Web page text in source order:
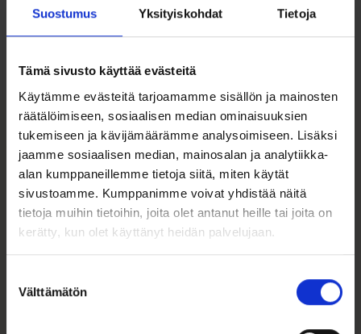
Suostumus Yksityiskohdat Tietoja
Tämä sivusto käyttää evästeitä
Käytämme evästeitä tarjoamamme sisällön ja mainosten
räätälöimiseen, sosiaalisen median ominaisuuksien
tukemiseen ja kävijämäärämme analysoimiseen. Lisäksi
jaamme sosiaalisen median, mainosalan ja analytiikka-
alan kumppaneillemme tietoja siitä, miten käytät
sivustoamme. Kumppanimme voivat yhdistää näitä
tietoja muihin tietoihin, joita olet antanut heille tai joita on
kerätty, kun olet käyttänyt heidän palvelujaan.
valinta
Välttämätön
koon valintaan
Tutustu myös